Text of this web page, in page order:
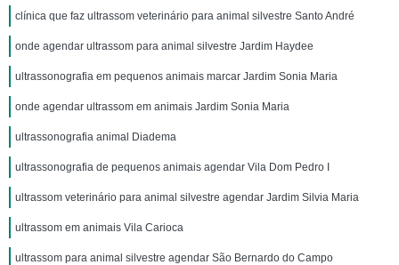
clínica que faz ultrassom veterinário para animal silvestre Santo André
onde agendar ultrassom para animal silvestre Jardim Haydee
ultrassonografia em pequenos animais marcar Jardim Sonia Maria
onde agendar ultrassom em animais Jardim Sonia Maria
ultrassonografia animal Diadema
ultrassonografia de pequenos animais agendar Vila Dom Pedro I
ultrassom veterinário para animal silvestre agendar Jardim Silvia Maria
ultrassom em animais Vila Carioca
ultrassom para animal silvestre agendar São Bernardo do Campo